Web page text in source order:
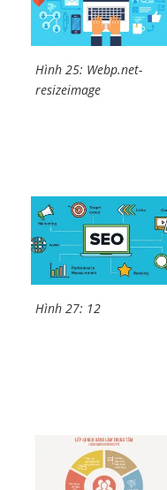
Hình 25: Webp.net-
resizeimage
Hình 27: 12